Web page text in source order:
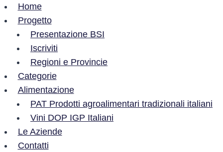
Home
Progetto
Presentazione BSI
Iscriviti
Regioni e Provincie
Categorie
Alimentazione
PAT Prodotti agroalimentari tradizionali italiani
Vini DOP IGP Italiani
Le Aziende
Contatti